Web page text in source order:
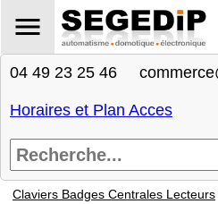
04 49 23 25 46
Horaires et Plan Acces
Claviers Badges Centrales Lecteurs